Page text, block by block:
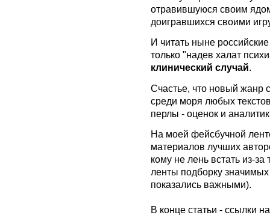
отравившуюся своим
доигравшихся своими
И читать ныне
только "надев халат
клинический случай.
Счастье, что новый жанр
среди моря любых
перлы - оценок и
На моей фейсбучной
материалов лучших
кому не лень встать из-
ленты подборку
показались важными).
В конце статьи - ссылки